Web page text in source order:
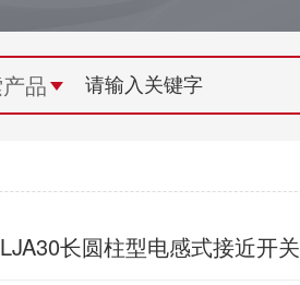
组织机构
联系欣灵
LJA30长圆柱型电感式接近开关